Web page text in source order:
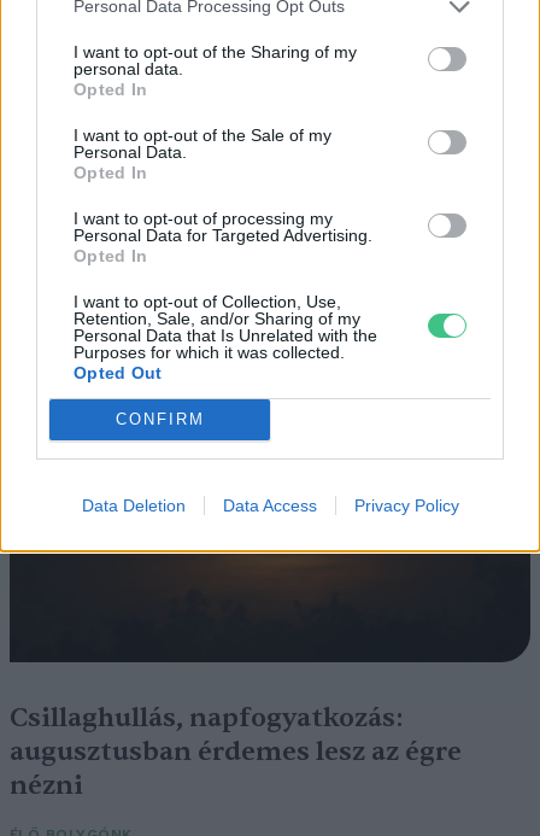
Personal Data Processing Opt Outs
I want to opt-out of the Sharing of my
personal data.
Opted In
I want to opt-out of the Sale of my
Personal Data.
Opted In
I want to opt-out of processing my
Personal Data for Targeted Advertising.
Opted In
I want to opt-out of Collection, Use,
Retention, Sale, and/or Sharing of my
Personal Data that Is Unrelated with the
Purposes for which it was collected.
Opted Out
CONFIRM
Data Deletion Data Access Privacy Policy
Szöllősi Gáborral, a Gardenfutura ügyvezetőjével beszélgettünk.
Minden évszázadra jutott egy
„szuperaszály”, az idei év mégis más
AGRÁRIUM
és mit tehetünk ellene?
EGÉSZSÉGÜNK
Csillaghullás, napfogyatkozás:
augusztusban érdemes lesz az égre
nézni